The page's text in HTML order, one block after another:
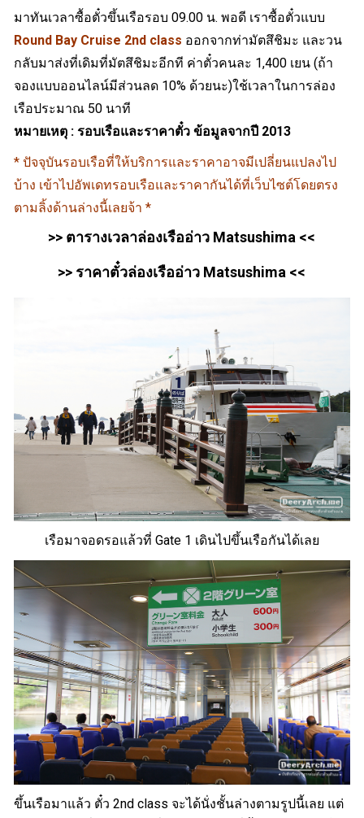
มาทันเวลาซื้อตั๋วขึ้นเรือรอบ 09.00 น. พอดี เราซื้อตั๋วแบบ
Round Bay Cruise 2nd class ออกจากท่ามัตสึชิมะ และวน
กลับมาส่งที่เดิมที่มัตสึชิมะอีกที ค่าตั๋วคนละ 1,400 เยน (ถ้า
จองแบบออนไลน์มีส่วนลด 10% ด้วยนะ)ใช้เวลาในการล่อง
เรือประมาณ 50 นาที
หมายเหตุ : รอบเรือและราคาตั๋ว ข้อมูลจากปี 2013
* ปัจจุบันรอบเรือที่ให้บริการและราคาอาจมีเปลี่ยนแปลงไป
บ้าง เข้าไปอัพเดทรอบเรือและราคากันได้ที่เว็บไซต์โดยตรง
ตามลิ้งด้านล่างนี้เลยจ้า *
>> ตารางเวลาล่องเรืออ่าว Matsushima <<
>> ราคาตั๋วล่องเรืออ่าว Matsushima <<
เรือมาจอดรอแล้วที่ Gate 1 เดินไปขึ้นเรือกันได้เลย
ขึ้นเรือมาแล้ว ตั๋ว 2nd class จะได้นั่งชั้นล่างตามรูปนี้เลย แต่